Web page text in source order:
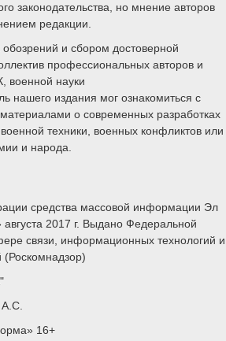
законодательства, но мнение авторов
редакции.
и сбором достоверной
профессиональных авторов и
военной науки
нашего издания мог ознакомиться с
о современных разработках
техники, военных конфликтов или
и народа.
средства массовой информации Эл
2017 г. Выдано Федеральной
связи, информационных технологий и
16+